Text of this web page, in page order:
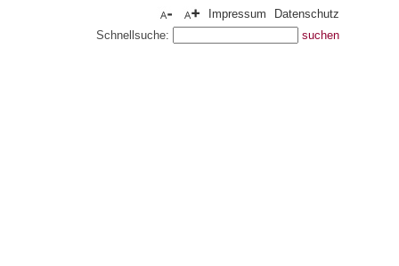
Impressum
Datenschutz
Schnellsuche: